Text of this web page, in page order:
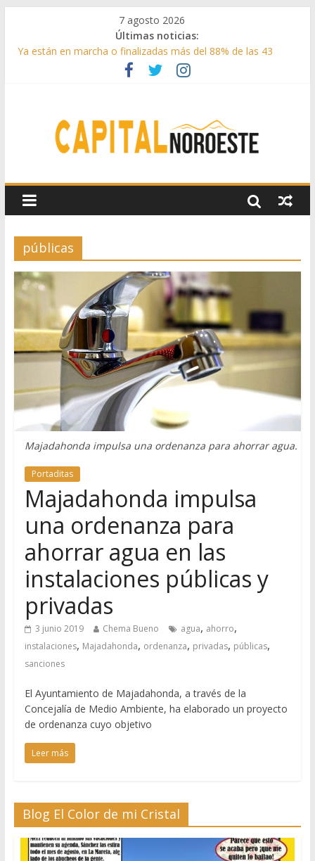
7 agosto 2026
Últimas noticias:
Ya están en marcha o finalizadas más del 88% de las 43
medidas urgentes para reconstruir la Sierra Oeste
Cerca de 33.000 asistentes en los espectáculos de la
kilos de forraje a las ganaderías afectadas por los incendios
de la Sierra Oeste
Guadarrama abre matricula 2026-2027 del Aula de
Humanidades
públicas
Majadahonda impulsa una ordenanza para ahorrar agua.
Portaditas
Majadahonda impulsa
una ordenanza para
ahorrar agua en las
instalaciones públicas y
privadas
3 junio 2019 Chema Bueno agua, ahorro,
instalaciones, Majadahonda, ordenanza, privadas, públicas,
sanciones
El Ayuntamiento de Majadahonda, a través de la
Concejalía de Medio Ambiente, ha elaborado un proyecto
de ordenanza cuyo objetivo
Leer más
Blog El Color de mi Cristal